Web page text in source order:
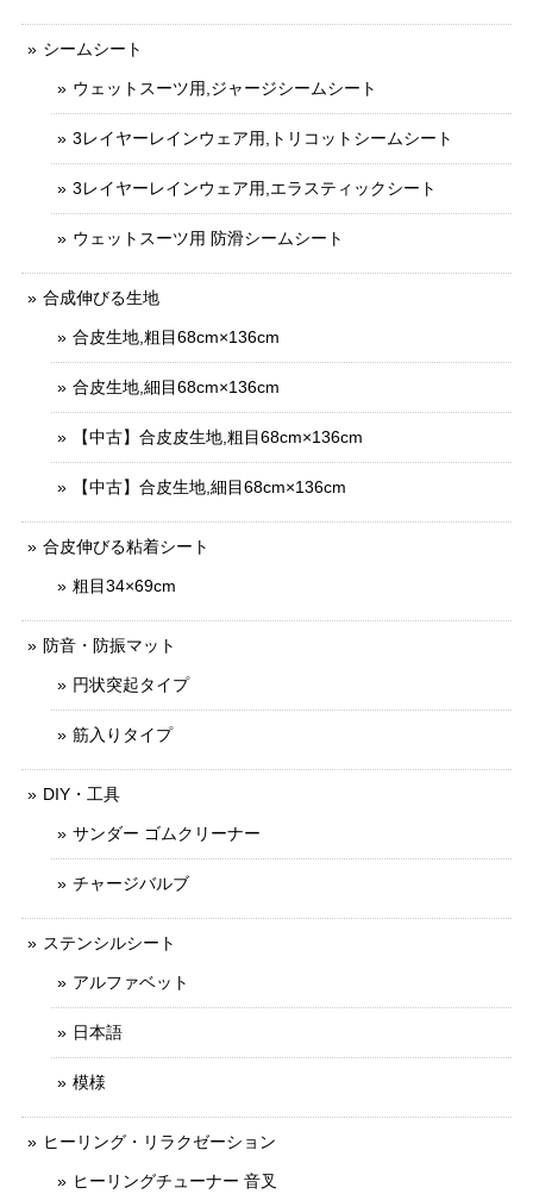
シームシート
ウェットスーツ用,ジャージシームシート
3レイヤーレインウェア用,トリコットシームシート
3レイヤーレインウェア用,エラスティックシート
ウェットスーツ用 防滑シームシート
合成伸びる生地
合皮生地,粗目68cm×136cm
合皮生地,細目68cm×136cm
【中古】合皮皮生地,粗目68cm×136cm
【中古】合皮生地,細目68cm×136cm
合皮伸びる粘着シート
粗目34×69cm
防音・防振マット
円状突起タイプ
筋入りタイプ
DIY・工具
サンダー ゴムクリーナー
チャージバルブ
ステンシルシート
アルファベット
日本語
模様
ヒーリング・リラクゼーション
ヒーリングチューナー 音叉